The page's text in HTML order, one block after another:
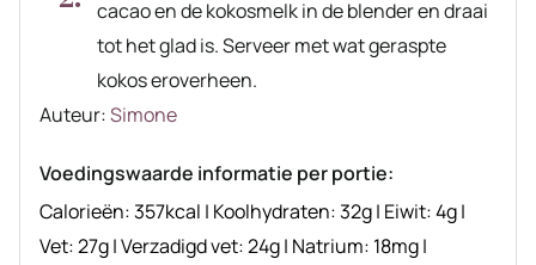
cacao en de kokosmelk in de blender en draai
tot het glad is. Serveer met wat geraspte
kokos eroverheen.
Auteur
Auteur:Simone
Voedingswaarde informatie per portie:
Calorieën:357kcal | Koolhydraten:32g| Eiwit:4g|
Vet:27g|Verzadigd vet:24g| Natrium: 18mg|